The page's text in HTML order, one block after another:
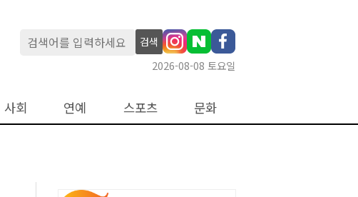
검색
2026-08-08 토요일
사회 연예 스포츠 문화